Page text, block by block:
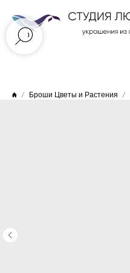
Броши Цветы и Растения